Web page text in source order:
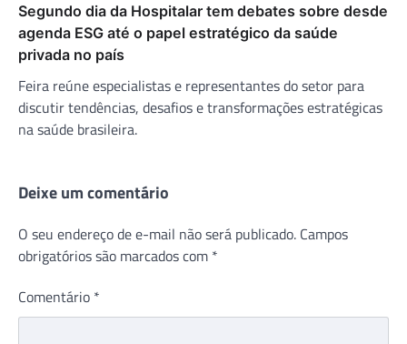
Segundo dia da Hospitalar tem debates sobre desde
agenda ESG até o papel estratégico da saúde
privada no país
Feira reúne especialistas e representantes do setor para
discutir tendências, desafios e transformações estratégicas
na saúde brasileira.
Deixe um comentário
O seu endereço de e-mail não será publicado. Campos
obrigatórios são marcados com *
Comentário *